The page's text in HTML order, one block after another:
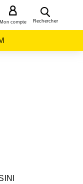
Rechercher
Mon compte